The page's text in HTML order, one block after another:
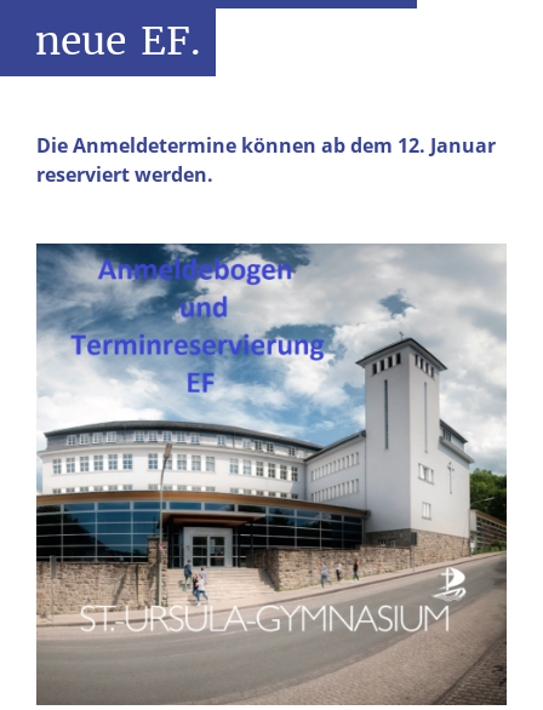
neue EF.
Die Anmeldetermine können ab dem 12. Januar
reserviert werden.